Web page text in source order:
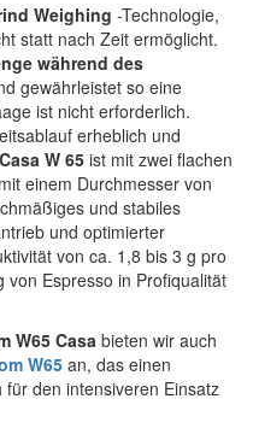
Weighing -Technologie,
statt nach Zeit ermöglicht.
während des
gewährleistet so eine
ist nicht erforderlich.
erheblich und
W 65 ist mit zwei flachen
einem Durchmesser von
und stabiles
und optimierter
von ca. 1,8 bis 3 g pro
Espresso in Profiqualität
W65 Casa bieten wir auch
W65 an, das einen
den intensiveren Einsatz